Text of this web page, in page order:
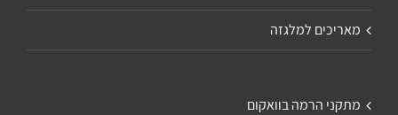
מאריכים למלגזה
מתקני הרמה בוואקום